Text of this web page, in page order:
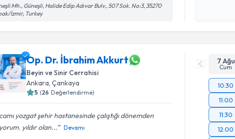
Mh., Güneşli, Halide Edip Adıvar Bulv., 507 Sok. No:3, 35270
İzmir, Turkey
Op. Dr. İbrahim Akkurt
Beyin ve Sinir Cerrahisi
Ankara ,Çankaya
5 (26 Değerlendirme)
yozgat şehir hastanesinde çalıştığı dönemden
yıldır olan...
Devamı
7 Ağu
Cum
10:30
11:00
11:30
12:00